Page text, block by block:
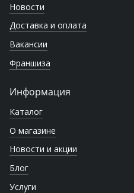
Новости
Доставка и оплата
Вакансии
Франшиза
Информация
Каталог
О магазине
Новости и акции
Блог
Услуги